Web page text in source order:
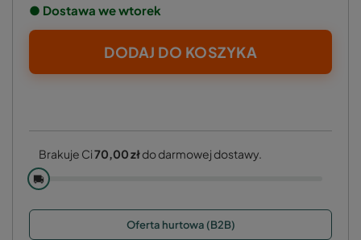
● Dostawa we wtorek
DODAJ DO KOSZYKA
Brakuje Ci70,00 złdo darmowej dostawy.
🚚
Oferta hurtowa (B2B)